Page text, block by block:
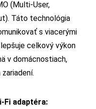
(Multi-User,
Táto technológia
s viacerými
celkový výkon
v domácnostiach,
Fi adaptéra: